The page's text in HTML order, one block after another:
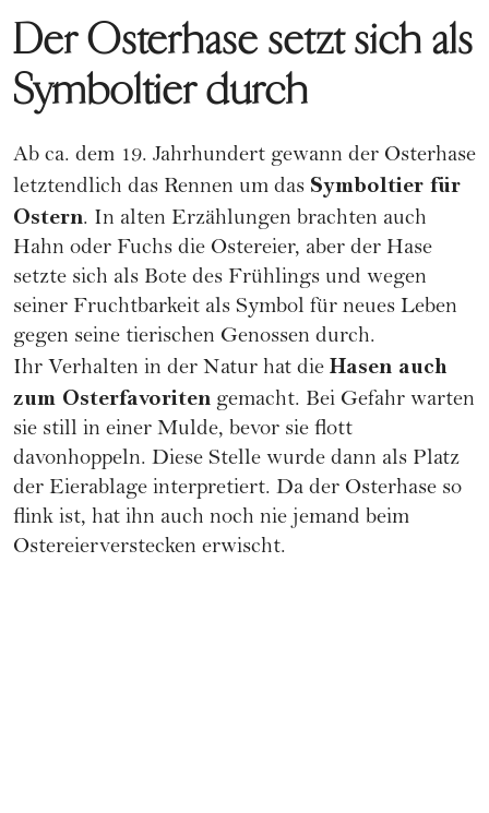
Der Osterhase setzt sich als
Symboltier durch
Ab ca. dem 19. Jahrhundert gewann der Osterhase
letztendlich das Rennen um das Symboltier für
Ostern. In alten Erzählungen brachten auch
Hahn oder Fuchs die Ostereier, aber der Hase
setzte sich als Bote des Frühlings und wegen
seiner Fruchtbarkeit als Symbol für neues Leben
gegen seine tierischen Genossen durch.
Ihr Verhalten in der Natur hat die Hasen auch
zum Osterfavoriten gemacht. Bei Gefahr warten
sie still in einer Mulde, bevor sie flott
davonhoppeln. Diese Stelle wurde dann als Platz
der Eierablage interpretiert. Da der Osterhase so
flink ist, hat ihn auch noch nie jemand beim
Ostereierverstecken erwischt.